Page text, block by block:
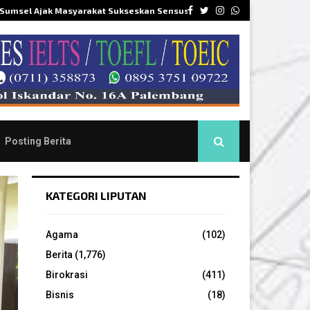
Facebook
Twitter
Instagram
Whatsapp
Sumsel Ajak Masyarakat Sukseskan Sensus…
Posting Berita
KATEGORI LIPUTAN
Agama
(102)
Berita (1,776)
Birokrasi
(411)
Bisnis
(18)